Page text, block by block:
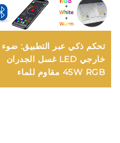
تحكم ذكي عبر التطبيق: ضوء
خارجي LED غسل الجدران
45W RGB مقاوم للماء
للاستخدام في عيد الميلاد،